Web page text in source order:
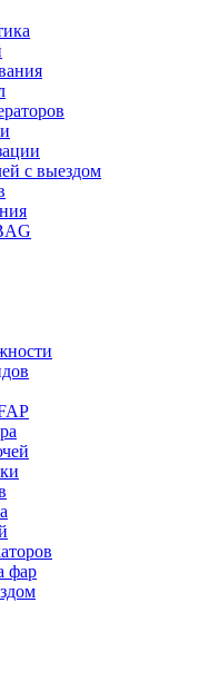
с выездом
фар